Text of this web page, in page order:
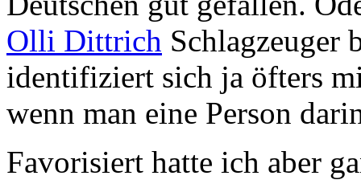
Olli Dittrich Schlagzeuger
identifiziert sich ja öfters
wenn man eine Person
Favorisiert hatte ich aber